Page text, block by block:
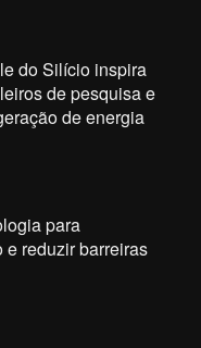
do Silício inspira
de pesquisa e
de energia
para
e reduzir barreiras